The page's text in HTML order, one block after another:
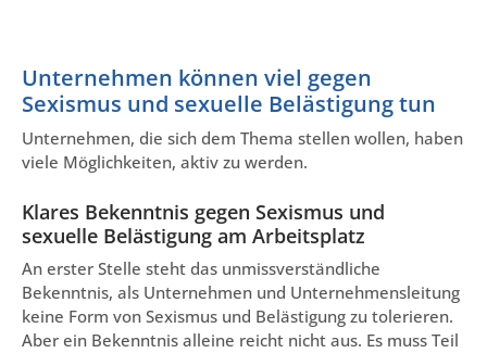
Unternehmen können viel gegen
Sexismus und sexuelle Belästigung tun
Unternehmen, die sich dem Thema stellen wollen, haben
viele Möglichkeiten, aktiv zu werden.
Klares Bekenntnis gegen Sexismus und
sexuelle Belästigung am Arbeitsplatz
An erster Stelle steht das unmissverständliche
Bekenntnis, als Unternehmen und Unternehmensleitung
keine Form von Sexismus und Belästigung zu tolerieren.
Aber ein Bekenntnis alleine reicht nicht aus. Es muss Teil